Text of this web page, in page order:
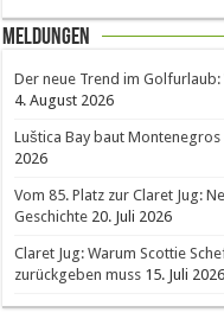
Meldungen
Der neue Trend im
4. August 2026
Luštica Bay baut
2026
Vom 85. Platz zur Claret Jug:
Geschichte 20. Juli 2026
Claret Jug: Warum Scottie
zurückgeben muss 15. Juli 2026